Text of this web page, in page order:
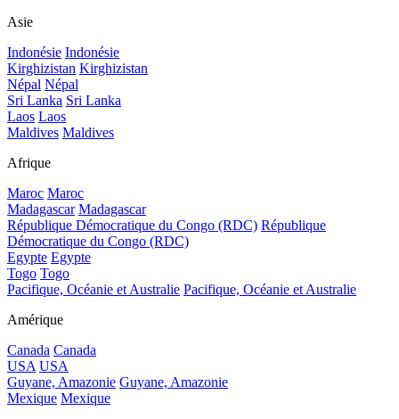
Asie
Indonésie Indonésie
Kirghizistan Kirghizistan
Népal Népal
Sri Lanka Sri Lanka
Laos Laos
Maldives Maldives
Afrique
Maroc Maroc
Madagascar Madagascar
République Démocratique du Congo (RDC) République
Démocratique du Congo (RDC)
Egypte Egypte
Togo Togo
Pacifique, Océanie et Australie Pacifique, Océanie et Australie
Amérique
Canada Canada
USA USA
Guyane, Amazonie Guyane, Amazonie
Mexique Mexique